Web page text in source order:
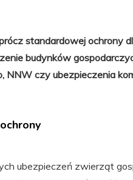
standardowej ochrony
budynków
NNW czy ubezpieczenia
ubezpieczeń zwierząt